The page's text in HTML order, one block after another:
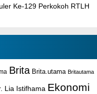
Ke-129 Perkokoh RTLH
Brita Brita.utama Britautama
Lia Istifhama Ekonomi